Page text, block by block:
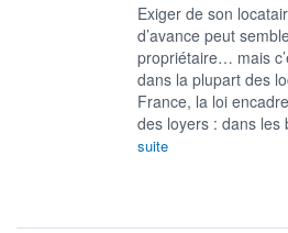
Exiger de son
d’avance peut
propriétaire… mais
dans la plupart des
France, la loi
des loyers : dans les
suite